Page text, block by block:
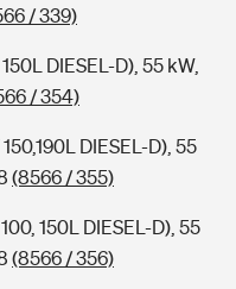
/ 339)
DIESEL-D), 55 kW,
/ 354)
DIESEL-D), 55
(8566 / 355)
150L DIESEL-D), 55
(8566 / 356)